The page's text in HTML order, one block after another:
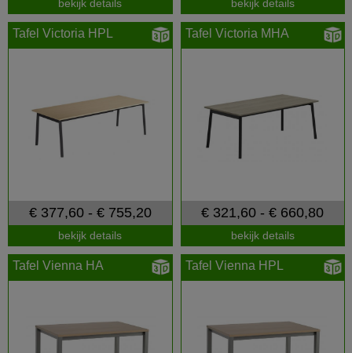
bekijk details bekijk details
Tafel Victoria HPL
€ 377,60 - € 755,20
bekijk details
Tafel Victoria MHA
€ 321,60 - € 660,80
bekijk details
Tafel Vienna HA Tafel Vienna HPL